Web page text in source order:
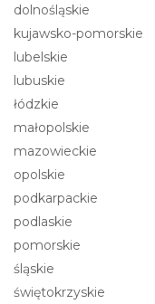
dolnośląskie
kujawsko-pomorskie
lubelskie
lubuskie
łódzkie
małopolskie
mazowieckie
opolskie
podkarpackie
podlaskie
pomorskie
śląskie
świętokrzyskie